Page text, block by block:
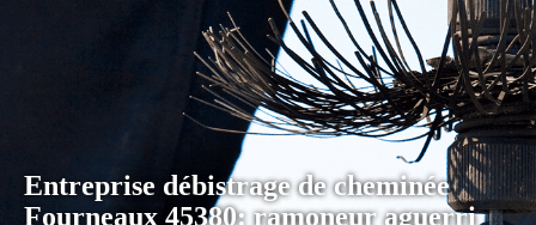
Entreprise débistrage de cheminée
Fourneaux 45380: ramoneur aguerri